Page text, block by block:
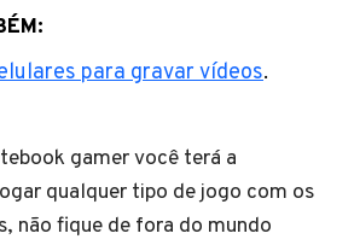
para gravar vídeos.
gamer você terá a
qualquer tipo de jogo com os
não fique de fora do mundo